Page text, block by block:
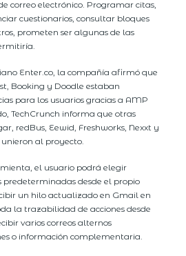
correo electrónico. Programar citas,
cuestionarios, consultar bloques
prometen ser algunas de las
Enter.co, la compañía afirmó que
Booking y Doodle estaban
para los usuarios gracias a AMP
TechCrunch informa que otras
redBus, Eewid, Freshworks, Nexxt y
al proyecto.
el usuario podrá elegir
desde el propio
un hilo actualizado en Gmail en
la trazabilidad de acciones desde
varios correos alternos
o información complementaria.